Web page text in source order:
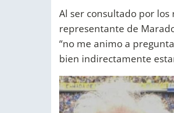
Al ser consultado por
representante de
“no me animo a
bien indirectamente